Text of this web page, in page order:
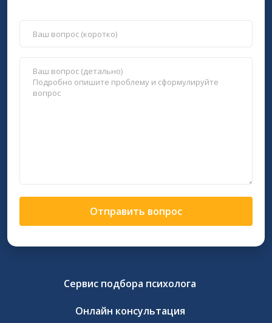
Отправить вопрос
Сервис подбора психолога
Онлайн консультация